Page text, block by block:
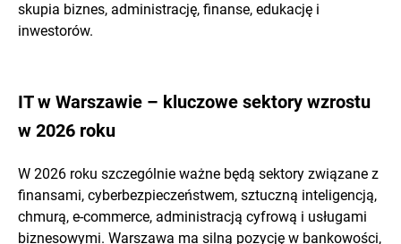
skupia biznes, administrację, finanse, edukację i
inwestorów.
IT w Warszawie – kluczowe sektory wzrostu
w 2026 roku
W 2026 roku szczególnie ważne będą sektory związane z
finansami, cyberbezpieczeństwem, sztuczną inteligencją,
chmurą, e-commerce, administracją cyfrową i usługami
biznesowymi. Warszawa ma silną pozycję w bankowości,